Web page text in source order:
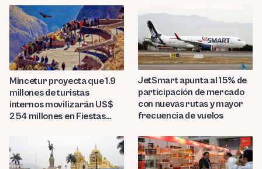
Mincetur proyecta que 1.9
millones de turistas
internos movilizarán US$
254 millones en Fiestas
JetSmart apunta al 15% de
participación de mercado
con nuevas rutas y mayor
frecuencia de vuelos